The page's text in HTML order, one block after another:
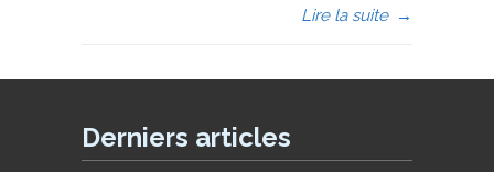
Lire la suite →
Derniers articles